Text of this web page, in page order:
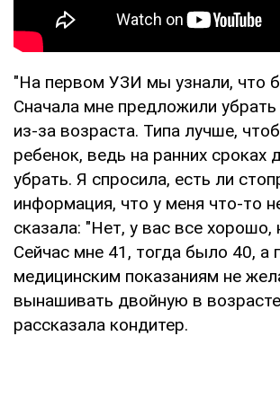
"На первом УЗИ мы узнали, что
Сначала мне предложили
из-за возраста. Типа лучше,
ребенок, ведь на ранних сроках
убрать. Я спросила, есть ли
информация, что у меня что-то
сказала: "Нет, у вас все хорошо,
Сейчас мне 41, тогда было 40, а
медицинским показаниям не
вынашивать двойную в
рассказала кондитер.